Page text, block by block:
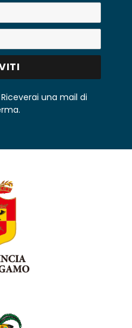
Riceverai una mail di